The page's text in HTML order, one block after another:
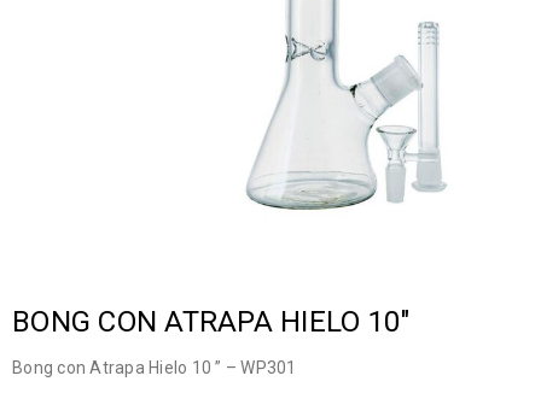
BONG CON ATRAPA HIELO 10″
Bong con Atrapa Hielo 10 ” – WP301